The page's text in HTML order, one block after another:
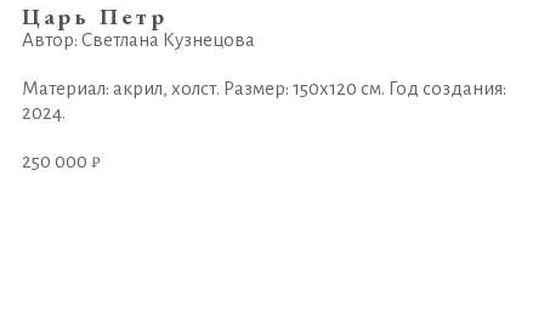
Царь Петр
Автор: Светлана Кузнецова
Материал: акрил, холст. Размер: 150х120 см. Год создания:
2024.
250 000 ₽